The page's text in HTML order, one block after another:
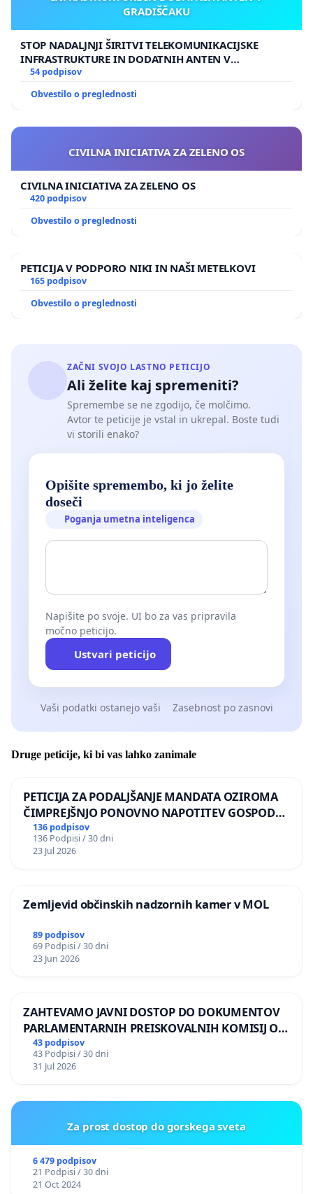
GRADIŠČAKU
STOP NADALJNJI ŠIRITVI TELEKOMUNIKACIJSKE
INFRASTRUKTURE IN DODATNIH ANTEN V
GRADIŠČAKU
54 podpisov
Obvestilo o preglednosti
CIVILNA INICIATIVA ZA ZELENO OS
CIVILNA INICIATIVA ZA ZELENO OS
420 podpisov
Obvestilo o preglednosti
PETICIJA V PODPORO NIKI IN NAŠI METELKOVI
165 podpisov
Obvestilo o preglednosti
ZAČNI SVOJO LASTNO PETICIJO
Ali želite kaj spremeniti?
Spremembe se ne zgodijo, če molčimo.
Avtor te peticije je vstal in ukrepal. Boste tudi
vi storili enako?
Opišite spremembo, ki jo želite
doseči
Poganja umetna inteligenca
Napišite po svoje. UI bo za vas pripravila
močno peticijo.
Ustvari peticijo
Vaši podatki ostanejo vaši Zasebnost po zasnovi
Druge peticije, ki bi vas lahko zanimale
PETICIJA ZA PODALJŠANJE MANDATA OZIROMA
ČIMPREJŠNJO PONOVNO NAPOTITEV GOSPODA
BERNARDA ŠRAJNERJA NA VELEPOSLANIŠTVO
REPUBLIKE SLOVENIJE V MOSKVI
136 podpisov
136 Podpisi / 30 dni
23 Jul 2026
Zemljevid občinskih nadzornih kamer v MOL
89 podpisov
69 Podpisi / 30 dni
23 Jun 2026
ZAHTEVAMO JAVNI DOSTOP DO DOKUMENTOV
PARLAMENTARNIH PREISKOVALNIH KOMISIJ O
ILEGALNI TRGOVINI Z OROŽJEM
43 podpisov
43 Podpisi / 30 dni
31 Jul 2026
Za prost dostop do gorskega sveta
6 479 podpisov
21 Podpisi / 30 dni
21 Oct 2024